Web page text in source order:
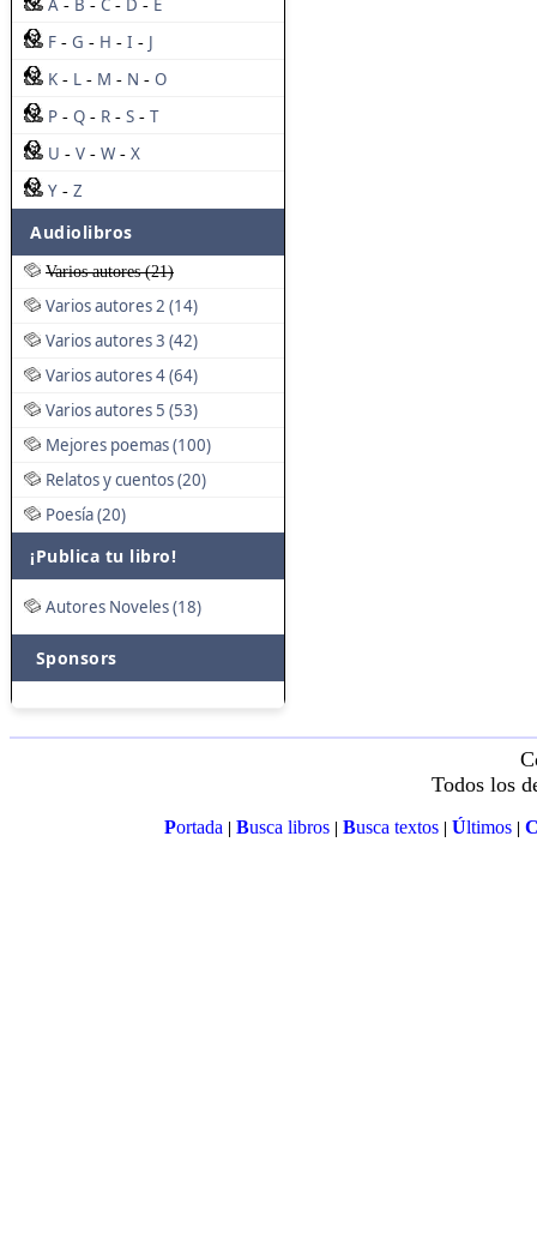
A - B - C - D - E
F - G - H - I - J
K - L - M - N - O
P - Q - R - S - T
U - V - W - X
Y - Z
Audiolibros
Varios autores (21)
Varios autores 2 (14)
Varios autores 3 (42)
Varios autores 4 (64)
Varios autores 5 (53)
Mejores poemas (100)
Relatos y cuentos (20)
Poesía (20)
¡Publica tu libro!
Autores Noveles (18)
Sponsors
Todos los
Portada| Busca libros| Busca textos| Últimos|